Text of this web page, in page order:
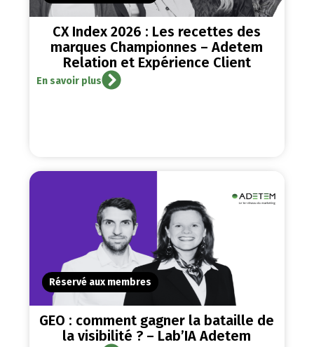
CX Index 2026 : Les recettes des
marques Championnes – Adetem
Relation et Expérience Client
En savoir plus
Réservé aux membres
GEO : comment gagner la bataille de
la visibilité ? – Lab’IA Adetem